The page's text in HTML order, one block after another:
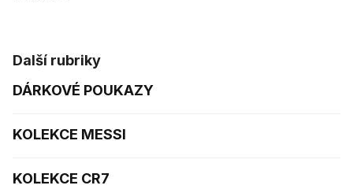
Další rubriky
DÁRKOVÉ POUKAZY
KOLEKCE MESSI
KOLEKCE CR7